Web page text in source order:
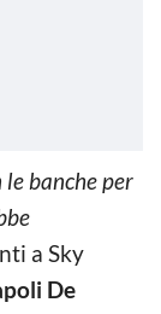
banche per
a Sky
De